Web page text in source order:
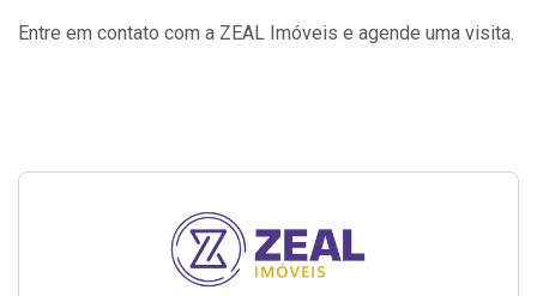
Entre em contato com a ZEAL Imóveis e agende uma visita.